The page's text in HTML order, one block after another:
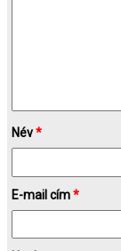
Név*
E-mail cím*